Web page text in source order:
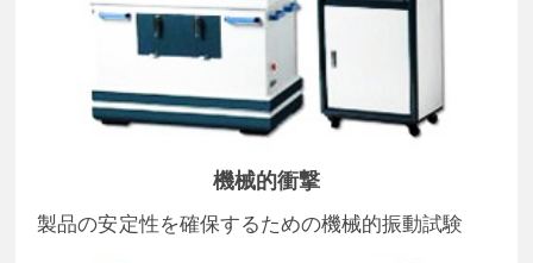
機械的衝撃
製品の安定性を確保するための機械的振動試験